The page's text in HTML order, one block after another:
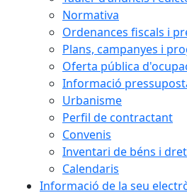
Normativa
Ordenances fiscals i
Plans, campanyes i
Oferta pública
Informació
Urbanisme
Perfil de contractant
Convenis
Inventari de béns i
Calendaris
Informació de la seu